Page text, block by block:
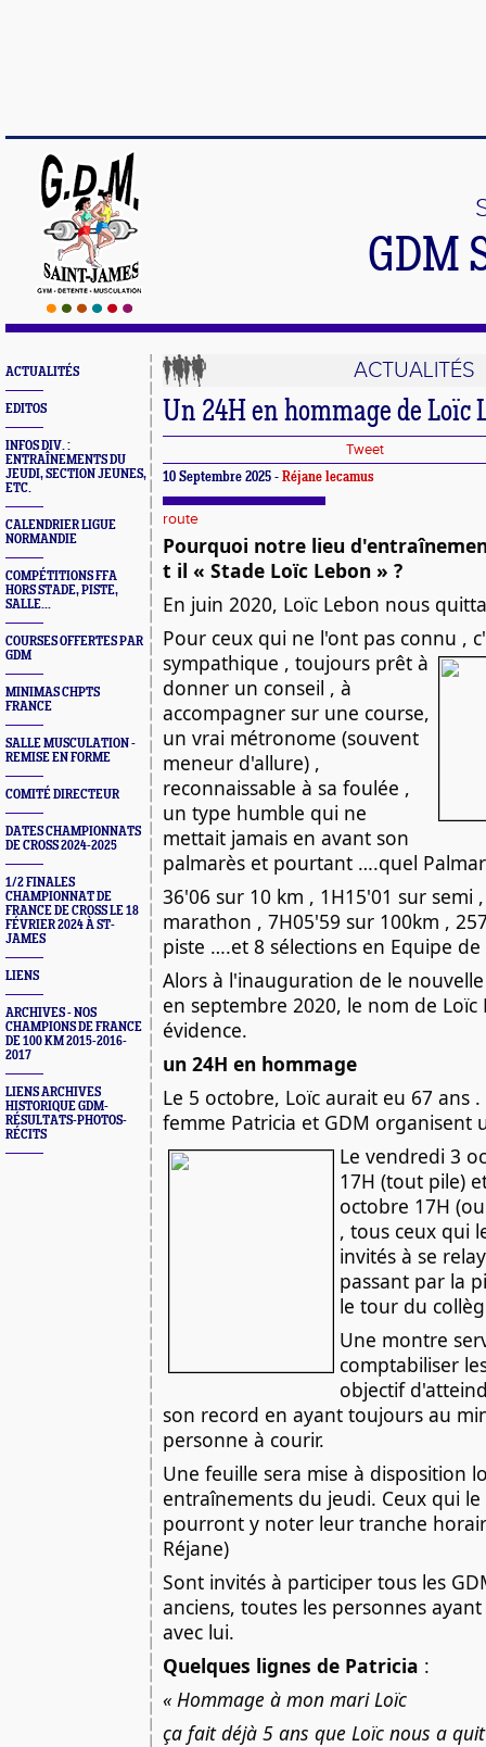
GDM
ACTUALITÉS
EDITOS
INFOS DIV. :
ENTRAÎNEMENTS DU
JEUDI, SECTION JEUNES,
ETC.
CALENDRIER LIGUE
NORMANDIE
COMPÉTITIONS FFA
HORS STADE, PISTE,
SALLE...
COURSES OFFERTES PAR
GDM
MINIMAS CHPTS
FRANCE
SALLE MUSCULATION -
REMISE EN FORME
COMITÉ DIRECTEUR
DATES CHAMPIONNATS
DE CROSS 2024-2025
1/2 FINALES
CHAMPIONNAT DE
FRANCE DE CROSS LE 18
FÉVRIER 2024 À ST-
JAMES
LIENS
ARCHIVES - NOS
CHAMPIONS DE FRANCE
DE 100 KM 2015-2016-
2017
LIENS ARCHIVES
HISTORIQUE GDM-
RÉSULTATS-PHOTOS-
RÉCITS
ACTUALITÉS
Un 24H en hommage de Loïc
Tweet
10 Septembre 2025 - Réjane lecamus
route
Pourquoi notre lieu
t il « Stade Loïc Lebon » ?
En juin 2020, Loïc Lebon nous
Pour ceux qui ne l'ont pas connu ,
sympathique , toujours prêt à
donner un conseil , à
accompagner sur une course,
un vrai métronome (souvent
meneur d'allure) ,
reconnaissable à sa foulée ,
un type humble qui ne
mettait jamais en avant son
palmarès et pourtant ….quel
36'06 sur 10 km , 1H15'01 sur semi
marathon , 7H05'59 sur 100km ,
piste ….et 8 sélections en Equipe de
Alors à l'inauguration de le
en septembre 2020, le nom de
évidence.
un 24H en hommage
Le 5 octobre, Loïc aurait eu 67 ans
femme Patricia et GDM organisent
Le vendredi 3
17H (tout pile)
octobre 17H
, tous ceux qui
invités à se
passant par la
le tour du
Une montre
comptabiliser
objectif
son record en ayant toujours au
personne à courir.
Une feuille sera mise à disposition
entraînements du jeudi. Ceux qui
pourront y noter leur tranche
Réjane)
Sont invités à participer tous les
anciens, toutes les personnes
avec lui.
Quelques lignes de Patricia :
« Hommage à mon mari Loïc
ça fait déjà 5 ans que Loïc nous a